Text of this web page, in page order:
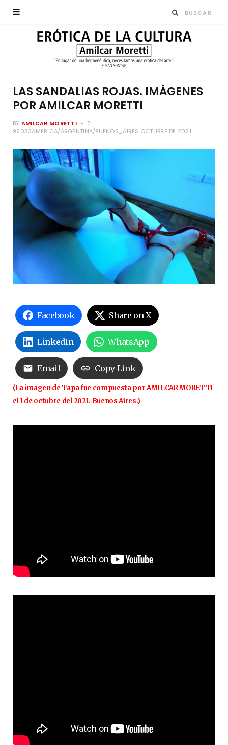
LAS SANDALIAS ROJAS. IMÁGENES
POR AMILCAR MORETTI
BY AMILCAR MORETTI
7
92023AMERICA/ARGENTINA/BUENOS_AIRES OCTUBRE DE 2021
Facebook Share on X
LinkedIn WhatsApp
Email Copy Link
(La imagen de Tapa fue compuesta por AMILCAR MORETTI
el 1 de octubre del 2021. Buenos Aires.)